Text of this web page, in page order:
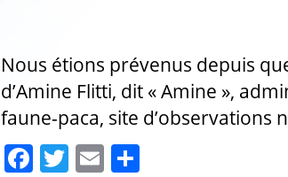
Nous étions prévenus depuis
d’Amine Flitti, dit « Amine »,
faune-paca, site d’observations
F
T
E